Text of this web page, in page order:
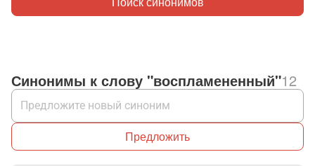
Синонимы к слову "воспламененный"12
Предложить